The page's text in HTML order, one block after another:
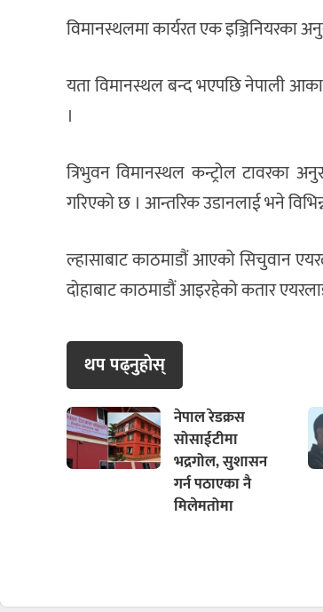
विमानस्थलमा कार्यरत एक इञ्जिनियरका
यता विमानस्थल बन्द भएपछि नेपाली
।
त्रिभुवन विमानस्थल कन्ट्रोल टावरका
गरिएको छ । आन्तरिक उडानलाई भने
ल्हासाबाट काठमाडौं आएको सिचुवान
दोहाबाट काठमाडौं आइरहेको कतार
थप पढ्नुहाेस्
नेपाल रेडक्रस
सोसाईटीमा
भद्रगोल, सुशासन
गर्न पठाएका नै
मिलेमतोमा